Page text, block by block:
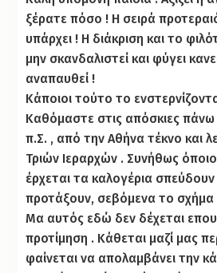
ξέρατε πόσο ! Η σειρά
υπάρχει ! Η διάκριση και το
μην σκανδαλιστεί και φύγει
αναπαυθεί !
Κάποιοι τούτο το
Καθόμαστε στις απόσκιες πάνω
π.Σ. , από την Αθήνα τέκνο και
Τριών Ιεραρχών . Συνήθως
έρχεται τα καλογέρια
προτάξουν, σεβόμενα το σχήμα
Μα αυτός εδώ δεν δέχεται
προτίμηση . Κάθεται μαζί μας
φαίνεται να απολαμβάνει την